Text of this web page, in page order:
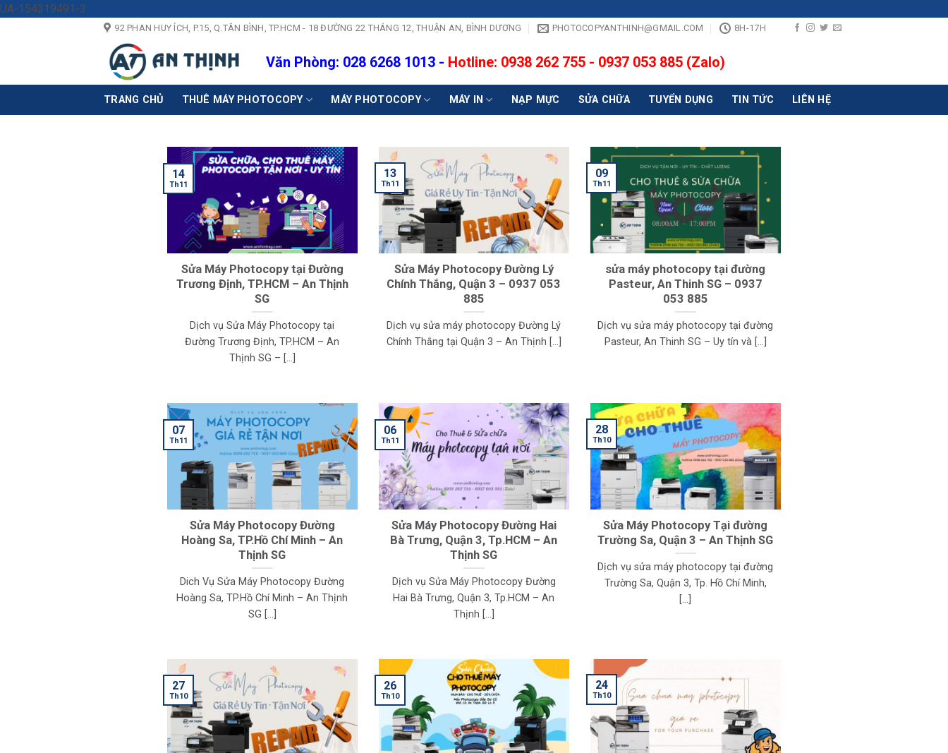
UA-154319491-3
content
92 PHAN HUY ÍCH, P.15, Q.TÂN BÌNH, TP.HCM - 18 ĐƯỜNG 22 THÁNG 12, THUẬN AN, BÌNH DƯƠNG PHOTOCOPYANTHINH@GMAIL.COM 8H-17H
Văn Phòng: 028 6268 1013 - Hotline: 0938 262 755 - 0937 053 885 (Zalo)
TRANG CHỦ THUÊ MÁY PHOTOCOPY MÁY PHOTOCOPY MÁY IN NẠP MỰC SỬA CHỮA TUYỂN DỤNG TIN TỨC LIÊN HỆ
Sửa Máy Photocopy tại Đường
Trương Định, TP.HCM – An Thịnh
SG
Dịch vụ Sửa Máy Photocopy tại
Đường Trương Định, TP.HCM – An
Thịnh SG – [...]
14
Th11
Sửa Máy Photocopy Đường Lý
Chính Thắng, Quận 3 – 0937 053
885
Dịch vụ sửa máy photocopy Đường Lý
Chính Thắng tại Quận 3 – An Thịnh [...]
13
Th11
sửa máy photocopy tại đường
Pasteur, An Thinh SG – 0937
053 885
Dịch vụ sửa máy photocopy tại đường
Pasteur, An Thinh SG – Uy tín và [...]
09
Th11
Sửa Máy Photocopy Đường
Hoàng Sa, TP.Hồ Chí Minh – An
Thịnh SG
Dich Vụ Sửa Máy Photocopy Đường
Hoàng Sa, TP.Hồ Chí Minh – An Thịnh
SG [...]
07
Th11
Sửa Máy Photocopy Đường Hai
Bà Trưng, Quận 3, Tp.HCM – An
Thịnh SG
Dịch vụ Sửa Máy Photocopy Đường
Hai Bà Trưng, Quận 3, Tp.HCM – An
Thịnh [...]
06
Th11
Sửa Máy Photocopy Tại đường
Trường Sa, Quận 3 – An Thịnh SG
Dịch vụ sửa máy photocopy tại đường
Trường Sa, Quận 3, Tp. Hồ Chí Minh,
[...]
28
Th10
27
Th10
26
Th10
24
Th10